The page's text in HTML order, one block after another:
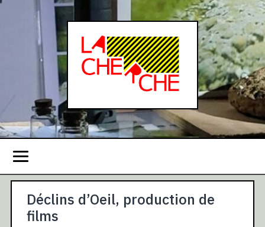
Déclins d’Oeil, production de
films